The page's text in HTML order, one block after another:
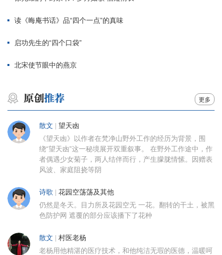
读《晦庵书话》品“四个一点”的真味
启功先生的“四个口袋”
北宋使节眼中的燕京
更多
散文 望天凼
《望天凼》以作者在梵净山野外工作的经历为背景，围
绕“望天凼”这一秘境展开双重叙事。 在野外工作途中，作
者偶遇少女菊子，两人结伴而行，产生朦胧情愫。因赠表
风波、家庭阻挠等阴
诗歌 花园空荡荡及其他
仍然是冬天。目力所及花园空无 一花。翻转的干土，被黑
色防护网 遮覆的部分应该播下了花种
散文 村医老杨
老杨用他精湛的医疗技术，和他纯洁无瑕的医德，温暖呵